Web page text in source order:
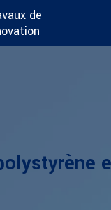
de